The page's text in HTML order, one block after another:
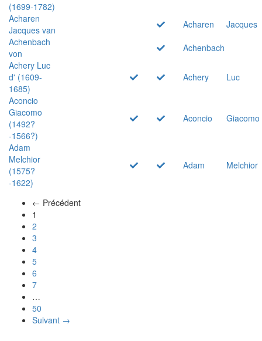
(1699-1782)
Acharen
Jacques van
Acharen
Jacques
Achenbach
von
Achenbach
Achery Luc
d' (1609-
1685)
Achery
Luc
Aconcio
Giacomo
(1492?
-1566?)
Aconcio Giacomo
Adam
Melchior
(1575?
-1622)
Adam Melchior
← Précédent
1
2
3
4
5
6
7
…
50
Suivant →